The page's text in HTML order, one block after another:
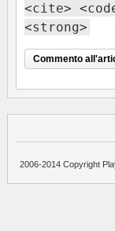
<cite>
<strong>
2006-2014 Copyright